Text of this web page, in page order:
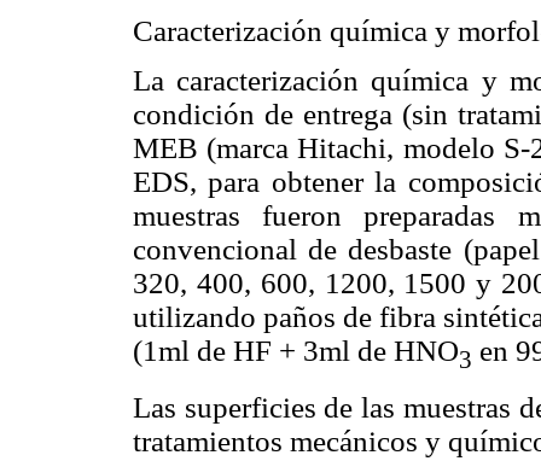
Caracterización química y
La caracterización química y
condición de entrega (sin
MEB (marca Hitachi, modelo
EDS, para obtener la
muestras fueron preparadas
convencional de desbaste
320, 400, 600, 1200, 1500 y
utilizando paños de fibra
(1ml de HF + 3ml de HNO3 en
Las superficies de las muestras
tratamientos mecánicos y